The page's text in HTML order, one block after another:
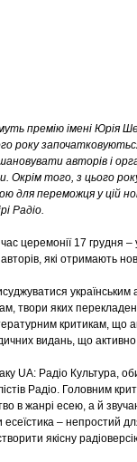
премію імені Юрія
року
авторів і
Окрім того, з цього
для переможця у цій
Радіо.
час церемонії 17 грудня
які отримають
українським
твори яких
критикам, що
видань, що активно
UA: Радіо Культура,
Радіо. Головним
в жанрі есею, а й
– непростий
якісну